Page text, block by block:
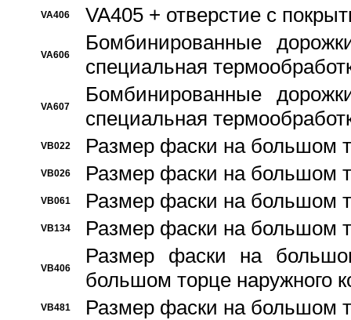
VA406 VA405 + отверстие с
VA606
Бомбинированные
специальная
VA607
Бомбинированные
специальная
VB022 Размер фаски на большом
VB026 Размер фаски на большом
VB061 Размер фаски на большом
VB134 Размер фаски на большом
VB406
Размер фаски на
большом торце наружного
VB481 Размер фаски на большом